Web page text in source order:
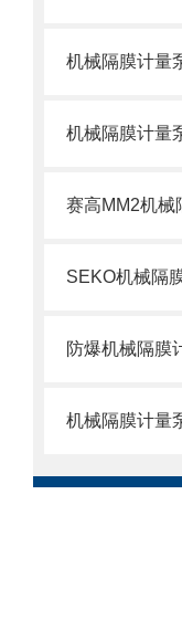
机械隔膜计量
赛高MM2机械
SEKO机械隔
机械隔膜计量